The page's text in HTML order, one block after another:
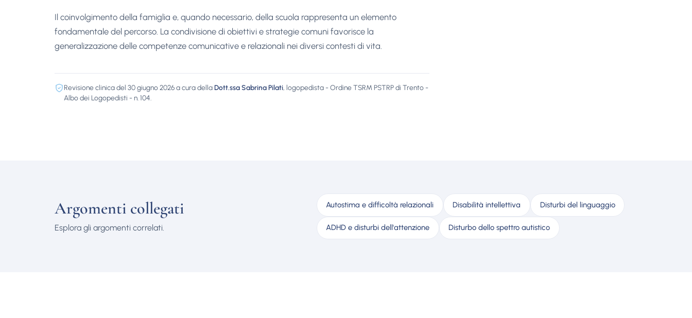
Il coinvolgimento della famiglia e, quando necessario, della scuola rappresenta un elemento
fondamentale del percorso. La condivisione di obiettivi e strategie comuni favorisce la
generalizzazione delle competenze comunicative e relazionali nei diversi contesti di vita.
Revisione clinica del 30 giugno 2026 a cura dellaDott.ssa Sabrina Pilati, logopedista - Ordine TSRM PSTRP di Trento -
Albo dei Logopedisti - n. 104.
Argomenti collegati
Esplora gli argomenti correlati.
Autostima e difficoltà relazionali Disabilità intellettiva Disturbi del linguaggio
ADHD e disturbi dell'attenzione Disturbo dello spettro autistico